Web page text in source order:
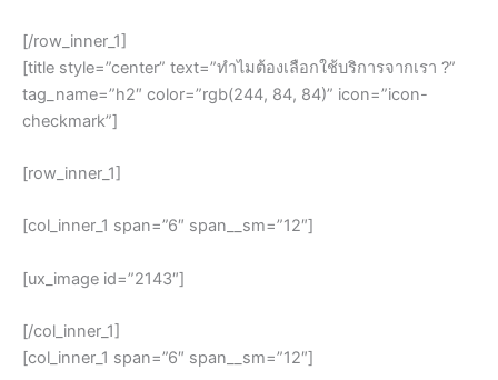
[/row_inner_1]
[title style=”center” text=”ทำไมต้องเลือกใช้บริการจากเรา ?”
tag_name=”h2″ color=”rgb(244, 84, 84)” icon=”icon-
checkmark”]
[row_inner_1]
[col_inner_1 span=”6″ span__sm=”12″]
[ux_image id=”2143″]
[/col_inner_1]
[col_inner_1 span=”6″ span__sm=”12″]